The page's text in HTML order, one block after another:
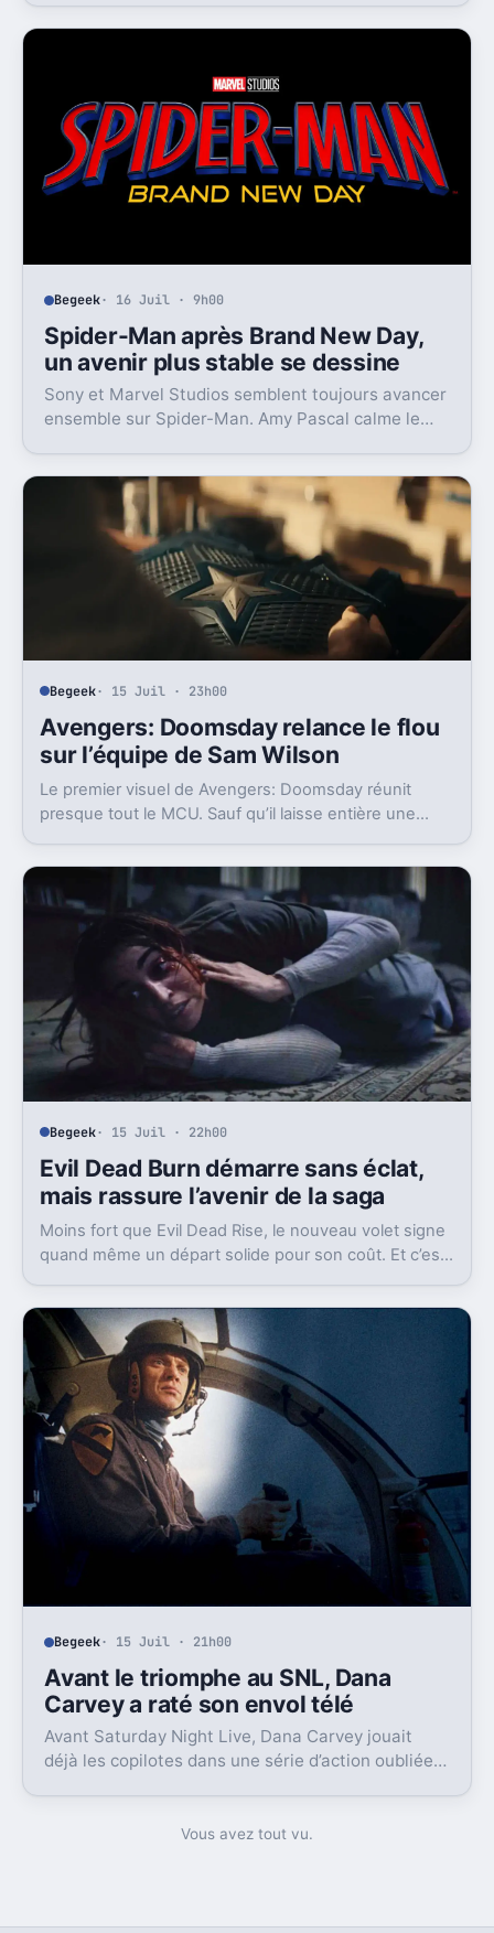
Begeek· 16 Juil · 9h00
Spider-Man après Brand New Day,
un avenir plus stable se dessine
Sony et Marvel Studios semblent toujours avancer
ensemble sur Spider-Man. Amy Pascal calme le
Begeek· 15 Juil · 23h00
Avengers: Doomsday relance le flou
sur l’équipe de Sam Wilson
Le premier visuel de Avengers: Doomsday réunit
presque tout le MCU. Sauf qu’il laisse entière une
Wilson ?
Begeek· 15 Juil · 22h00
Evil Dead Burn démarre sans éclat,
mais rassure l’avenir de la saga
Moins fort que Evil Dead Rise, le nouveau volet signe
quand même un départ solide pour son coût. Et c’est
Begeek· 15 Juil · 21h00
Avant le triomphe au SNL, Dana
Carvey a raté son envol télé
Avant Saturday Night Live, Dana Carvey jouait
déjà les copilotes dans une série d’action oubliée.